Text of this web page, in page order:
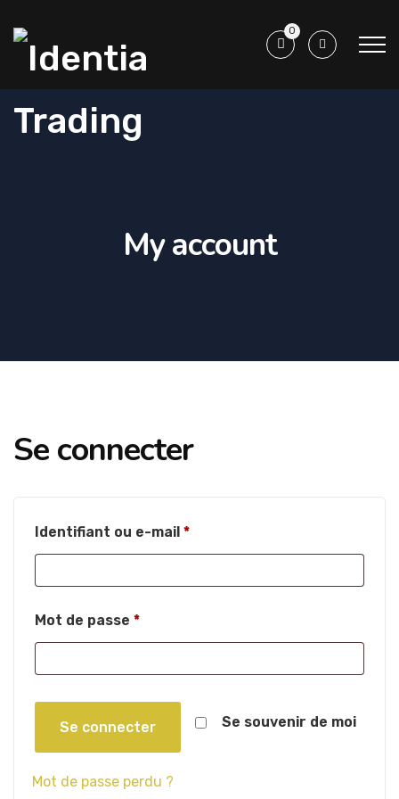
0
My account
Se connecter
Identifiant ou e-mail *Obligatoire
Mot de passe *Obligatoire
Se souvenir de moi
Se connecter
Mot de passe perdu ?